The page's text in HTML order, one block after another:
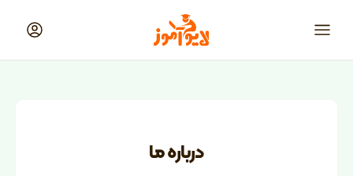
منو
لایوآموز
درباره ما